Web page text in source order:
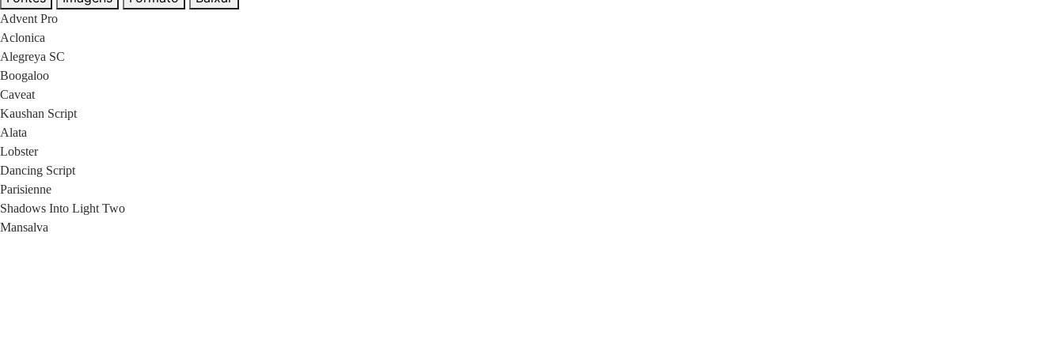
Advent Pro
Aclonica
Alegreya SC
Boogaloo
Caveat
Kaushan Script
Alata
Lobster
Dancing Script
Parisienne
Shadows Into Light Two
Mansalva